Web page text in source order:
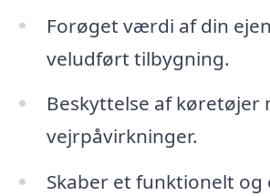
Forøget værdi af din
veludført tilbygning.
Beskyttelse af køretøjer
vejrpåvirkninger.
Skaber et funktionelt